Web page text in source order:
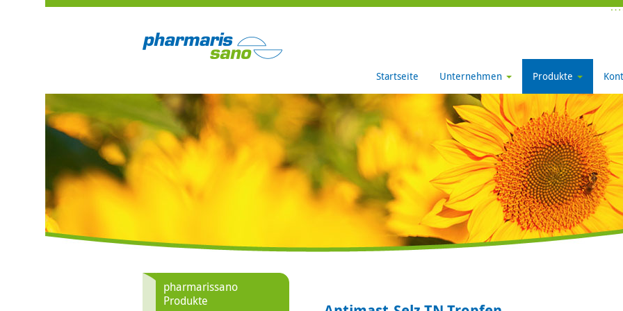
Startseite Unternehmen Produkte
pharmarissano
Produkte